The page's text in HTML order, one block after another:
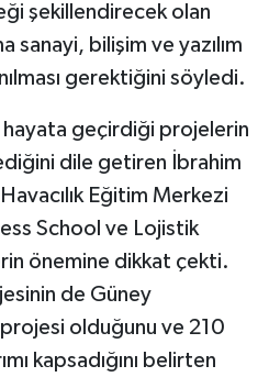
şekillendirecek olan
sanayi, bilişim ve yazılım
gerektiğini söyledi.
hayata geçirdiği projelerin
dile getiren İbrahim
Eğitim Merkezi
School ve Lojistik
önemine dikkat çekti.
de Güney
projesi olduğunu ve 210
kapsadığını belirten